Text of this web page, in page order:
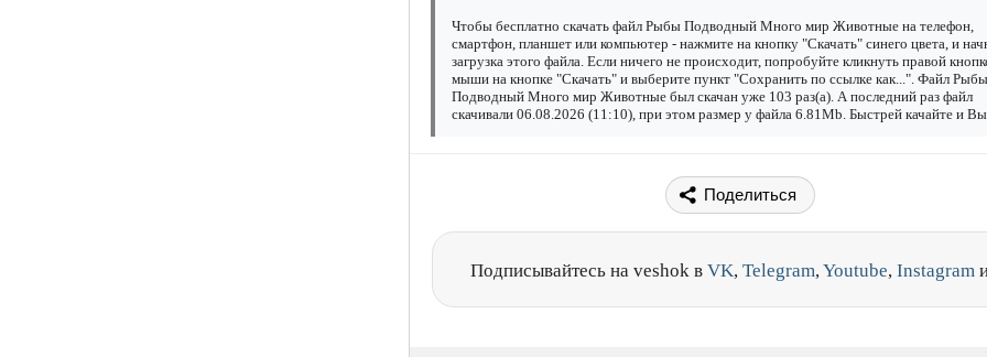
Чтобы бесплатно скачать файл Рыбы Подводный Много мир Животные на телефон,
смартфон, планшет или компьютер - нажмите на кнопку "Скачать" синего цвета, и
загрузка этого файла. Если ничего не происходит, попробуйте кликнуть правой
мыши на кнопке "Скачать" и выберите пункт "Сохранить по ссылке как...". Файл Рыбы
Подводный Много мир Животные был скачан уже 103 раз(а). А последний раз файл
скачивали 06.08.2026 (11:10), при этом размер у файла 6.81Mb. Быстрей качайте и
Поделиться
Подписывайтесь на veshok в VK, Telegram,Youtube, Instagram